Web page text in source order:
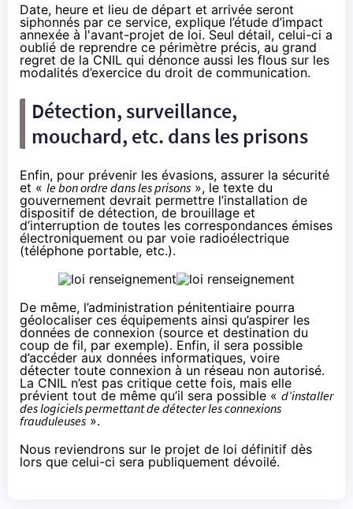
Date, heure et lieu de départ et arrivée seront
siphonnés par ce service, explique l’étude d’impact
annexée à l'avant-projet de loi. Seul détail, celui-ci a
oublié de reprendre ce périmètre précis, au grand
regret de la CNIL qui dénonce aussi les flous sur les
modalités d’exercice du droit de communication.
Détection, surveillance,
mouchard, etc. dans les prisons
Enfin, pour prévenir les évasions, assurer la sécurité
et « le bon ordre dans les prisons », le texte du
gouvernement devrait permettre l’installation de
dispositif de détection, de brouillage et
d’interruption de toutes les correspondances émises
électroniquement ou par voie radioélectrique
(téléphone portable, etc.).
De même, l’administration pénitentiaire pourra
géolocaliser ces équipements ainsi qu’aspirer les
données de connexion (source et destination du
coup de fil, par exemple). Enfin, il sera possible
d’accéder aux données informatiques, voire
détecter toute connexion à un réseau non autorisé.
La CNIL n’est pas critique cette fois, mais elle
prévient tout de même qu’il sera possible « d’installer
des logiciels permettant de détecter les connexions
frauduleuses».
Nous reviendrons sur le projet de loi définitif dès
lors que celui-ci sera publiquement dévoilé.